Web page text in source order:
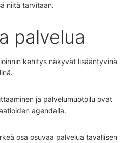
niitä tarvitaan.
palvelua
kehitys näkyvät lisääntyvinä
ja palvelumuotoilu ovat
agendalla.
osa osuvaa palvelua tavallisen